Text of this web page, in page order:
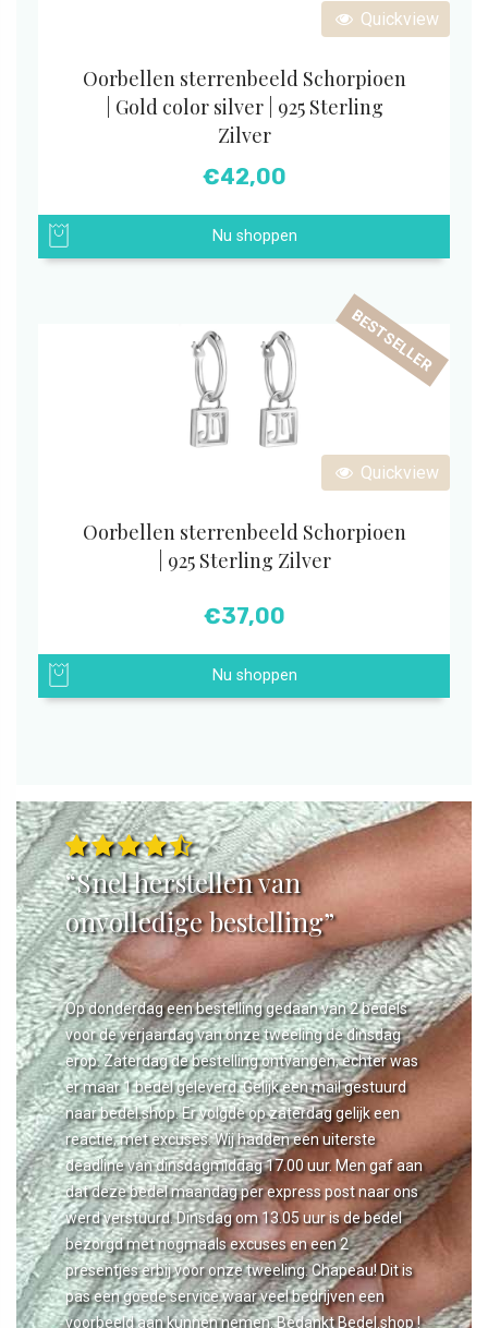
Quickview
Oorbellen sterrenbeeld Schorpioen
| Gold color silver | 925 Sterling
Zilver
€42,00
Nu shoppen
Quickview
BESTSELLER
Oorbellen sterrenbeeld Schorpioen
| 925 Sterling Zilver
€37,00
Nu shoppen
“Snel herstellen van
onvolledige bestelling”
Op donderdag een bestelling gedaan van 2 bedels
voor de verjaardag van onze tweeling de dinsdag
erop. Zaterdag de bestelling ontvangen, echter was
er maar 1 bedel geleverd. Gelijk een mail gestuurd
naar bedel.shop. Er volgde op zaterdag gelijk een
reactie, met excuses. Wij hadden een uiterste
deadline van dinsdagmiddag 17.00 uur. Men gaf aan
dat deze bedel maandag per express post naar ons
werd verstuurd. Dinsdag om 13.05 uur is de bedel
bezorgd met nogmaals excuses en een 2
presentjes erbij voor onze tweeling. Chapeau! Dit is
pas een goede service waar veel bedrijven een
voorbeeld aan kunnen nemen. Bedankt Bedel.shop !